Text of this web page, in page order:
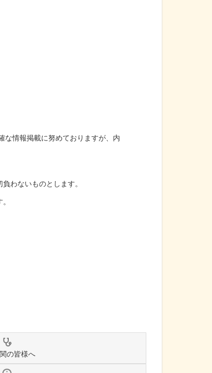
な情報掲載に努めておりますが、内
わないものとします。
の皆様へ